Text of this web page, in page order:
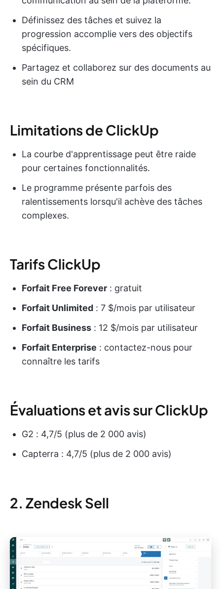
Définissez des tâches et suivez la
progression accomplie vers des objectifs
spécifiques.
Partagez et collaborez sur des documents au
sein du CRM
Limitations de ClickUp
La courbe d'apprentissage peut être raide
pour certaines fonctionnalités.
Le programme présente parfois des
ralentissements lorsqu'il achève des tâches
complexes.
Tarifs ClickUp
Forfait Free Forever : gratuit
Forfait Unlimited : 7 $/mois par utilisateur
Forfait Business : 12 $/mois par utilisateur
Forfait Enterprise : contactez-nous pour
connaître les tarifs
Évaluations et avis sur ClickUp
G2 : 4,7/5 (plus de 2 000 avis)
Capterra : 4,7/5 (plus de 2 000 avis)
2. Zendesk Sell